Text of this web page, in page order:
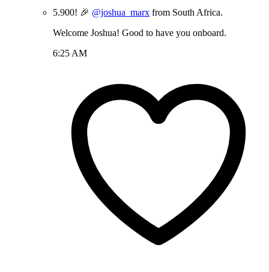
5.900! 🎉 @joshua_marx from South Africa.
Welcome Joshua! Good to have you onboard.
6:25 AM